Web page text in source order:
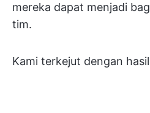
mereka dapat menjadi
tim.
Kami terkejut dengan